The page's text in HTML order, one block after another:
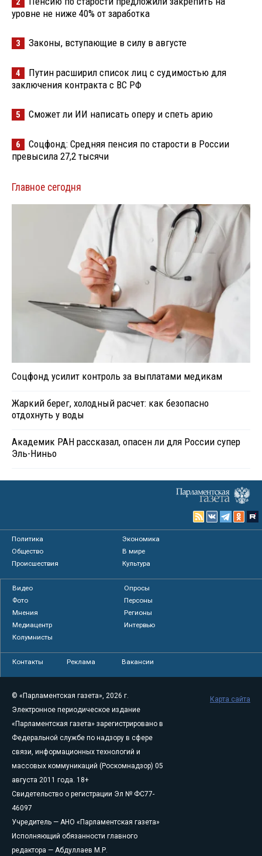
уровне не ниже 40% от заработка
3 Законы, вступающие в силу в августе
4
Путин расширил список лиц с судимостью для
заключения контракта с ВС РФ
5 Сможет ли ИИ написать оперу и спеть арию
6
Соцфонд: Средняя пенсия по старости в России
превысила 27,2 тысячи
Главное сегодня
Соцфонд усилит контроль за выплатами медикам
Жаркий берег, холодный расчет: как безопасно
отдохнуть у воды
Академик РАН рассказал, опасен ли для России супер
Эль-Ниньо
Политика
Экономика
Общество
В мире
Происшествия
Культура
Видео
Опросы
Фото
Персоны
Мнения
Регионы
Медиацентр
Интервью
Колумнисты
Контакты Реклама Вакансии
© «Парламентская газета», 2026 г.
Электронное периодическое издание
«Парламентская газета» зарегистрировано в
Федеральной службе по надзору в сфере
связи, информационных технологий и
массовых коммуникаций (Роскомнадзор) 05
августа 2011 года. 18+
Свидетельство о регистрации Эл № ФС77-
46097
Учредитель — АНО «Парламентская газета»
Исполняющий обязанности главного
редактора — Абдуллаев М.Р.
Карта сайта